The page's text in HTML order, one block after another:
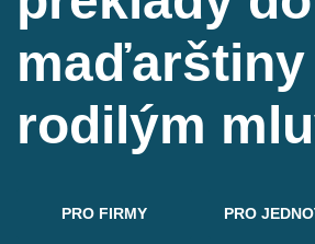
maďarštiny
rodilým
PRO FIRMY PRO